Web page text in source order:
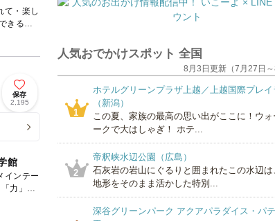
て・楽し
きる展
保存
2,195
館
インテー
力」、
人気おでかけスポット 全国
8月3日更新（7月27日～
1
ホテルグリーンプラザ上越／上越国際プレイ
（新潟）
この夏、家族の最高の思い出がここに！ウ
ークで大はしゃぎ！ ホテ...
2
帝釈峡水辺公園（広島）
石灰岩の岩山にぐるりと囲まれたこの水辺は
地形をそのまま活かした特別...
深谷グリーンパーク アクアパラダイス・パ